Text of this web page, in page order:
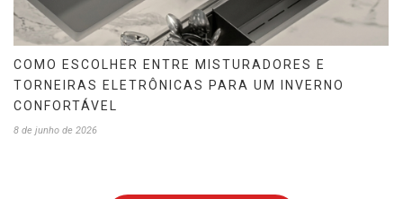
COMO ESCOLHER ENTRE MISTURADORES E
TORNEIRAS ELETRÔNICAS PARA UM INVERNO
CONFORTÁVEL
8 de junho de 2026